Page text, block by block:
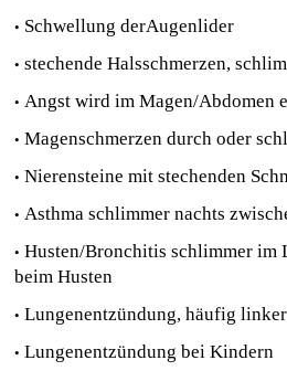
• Schwellung derAugenlider
• stechende Halsschmerzen,
• Angst wird im Magen/Abdomen
• Magenschmerzen durch oder
• Nierensteine mit stechenden
• Asthma schlimmer nachts
• Husten/Bronchitis schlimmer im
beim Husten
• Lungenentzündung, häufig
• Lungenentzündung bei Kindern